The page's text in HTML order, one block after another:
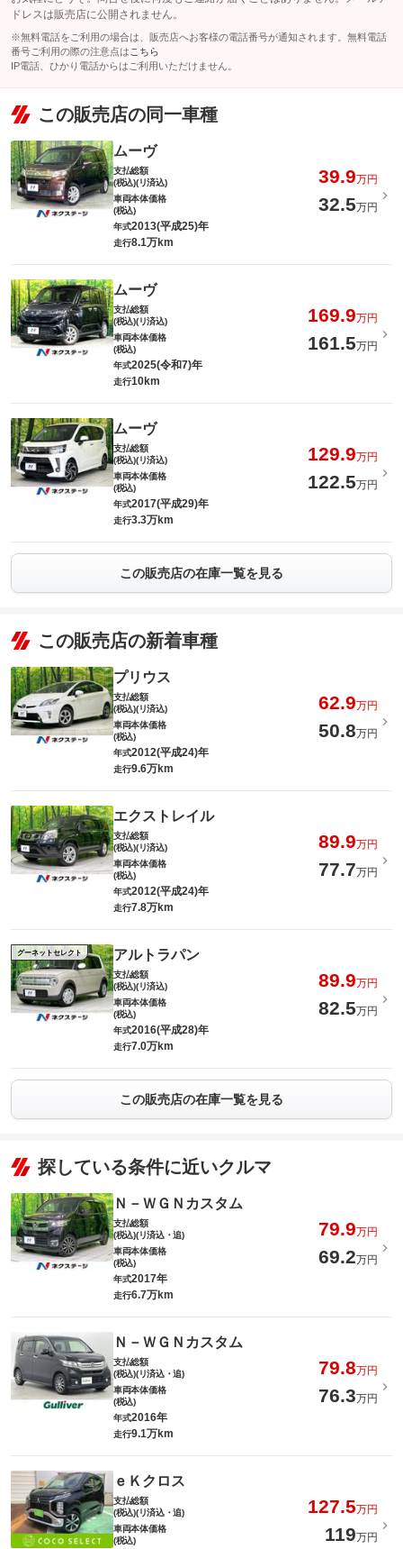
ドレスは販売店に公開されません。
※無料電話をご利用の場合は、販売店へお客様の電話番号が通知されます。無料電話
番号ご利用の際の注意点は こちら
IP電話、ひかり電話からはご利用いただけません。
この販売店の同一車種
ムーヴ
支払総額
(税込)(リ済込)
39.9万円
車両本体価格
(税込)
32.5万円
年式2013(平成25)年
走行8.1万km
ムーヴ
支払総額
(税込)(リ済込)
169.9万円
車両本体価格
(税込)
161.5万円
年式2025(令和7)年
走行10km
ムーヴ
支払総額
(税込)(リ済込)
129.9万円
車両本体価格
(税込)
122.5万円
年式2017(平成29)年
走行3.3万km
この販売店の在庫一覧を見る
この販売店の新着車種
プリウス
支払総額
(税込)(リ済込)
62.9万円
車両本体価格
(税込)
50.8万円
年式2012(平成24)年
走行9.6万km
エクストレイル
支払総額
(税込)(リ済込)
89.9万円
車両本体価格
(税込)
77.7万円
年式2012(平成24)年
走行7.8万km
グーネットセレクト アルトラパン
支払総額
(税込)(リ済込)
89.9万円
車両本体価格
(税込)
82.5万円
年式2016(平成28)年
走行7.0万km
この販売店の在庫一覧を見る
探している条件に近いクルマ
Ｎ－ＷＧＮカスタム
支払総額
(税込)(リ済込・追)
79.9万円
車両本体価格
(税込)
69.2万円
年式2017年
走行6.7万km
Ｎ－ＷＧＮカスタム
支払総額
(税込)(リ済込・追)
79.8万円
車両本体価格
(税込)
76.3万円
年式2016年
走行9.1万km
ｅＫクロス
支払総額
(税込)(リ済込・追)
127.5万円
車両本体価格
(税込)
119万円